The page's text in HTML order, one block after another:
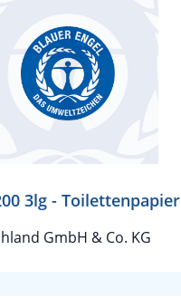
3lg - Toilettenpapier
GmbH & Co. KG